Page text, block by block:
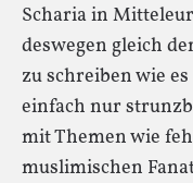
Scharia in
deswegen gleich
zu schreiben wie
einfach nur
mit Themen wie
muslimischen